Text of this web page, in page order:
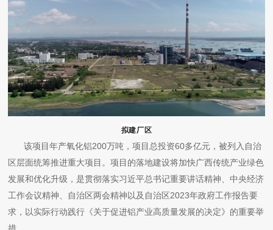
拟建厂区
该项目年产氧化铝200万吨，项目总投资60多亿元，被列入自治
区层面统筹推进重大项目。项目的落地建设将加快广西传统产业绿色
发展和优化升级，是贯彻落实习近平总书记重要讲话精神、中央经济
工作会议精神、自治区两会精神以及自治区2023年政府工作报告要
求，以实际行动践行《关于促进铝产业高质量发展的决定》的重要举
措。